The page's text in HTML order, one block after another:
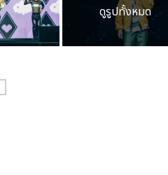
ดูรูปทั้งหมด